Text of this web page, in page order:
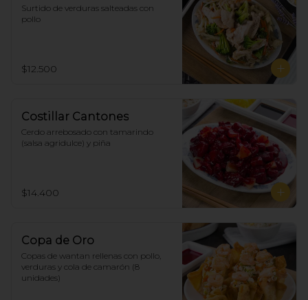
Surtido de verduras salteadas con
pollo
$12.500
Costillar Cantones
Cerdo arrebosado con tamarindo
(salsa agridulce) y piña
$14.400
Copa de Oro
Copas de wantan rellenas con pollo,
verduras y cola de camarón (8
unidades)